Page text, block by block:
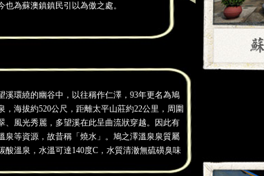
也為蘇澳鎮鎮民引以為傲之處。
溪環繞的幽谷中，以往稱作仁澤，93年更名為鳩
，海拔約520公尺，距離太平山莊約22公里，周圍
、風光秀麗，多望溪在此呈曲流狀穿越。因此有
泉等資源，故昔稱「燒水」。鳩之澤溫泉泉質屬
酸溫泉，水溫可達140度C，水質清澈無硫磺臭味